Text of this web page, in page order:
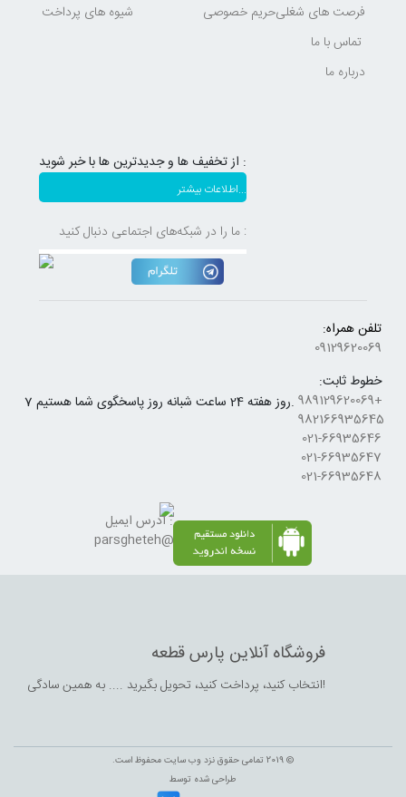
شیوه های پرداخت
حریم خصوصیفرصت های شغلی
درباره ما
از تخفیف ها و جدیدترین ها با خبر شوید :
اطلاعات بیشتر...
ما را در شبکه‌های اجتماعی دنبال کنید :
7 روز هفته 24 ساعت شبانه روز پاسخگوی شما هستیم.
تلفن همراه:
09129620069
خطوط ثابت:
+989129620069
982166935645
021-66935646
021-66935647
021-66935648
آدرس ایمیل :
parsgheteh@gmail.com
فروشگاه آنلاین پارس قطعه
انتخاب کنید،‌ پرداخت کنید، تحویل بگیرید .... به همین سادگی!
© 2019 تمامی حقوق نزد وب سایت محفوظ است.
طراحی شده توسط